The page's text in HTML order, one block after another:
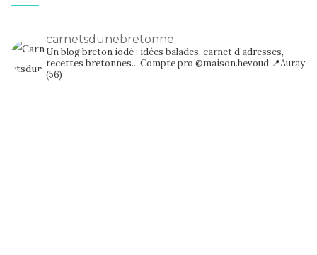
carnetsdunebretonne
Un blog breton iodé : idées balades, carnet d’adresses,
recettes bretonnes... Compte pro @maison.hevoud 📍Auray
(56)